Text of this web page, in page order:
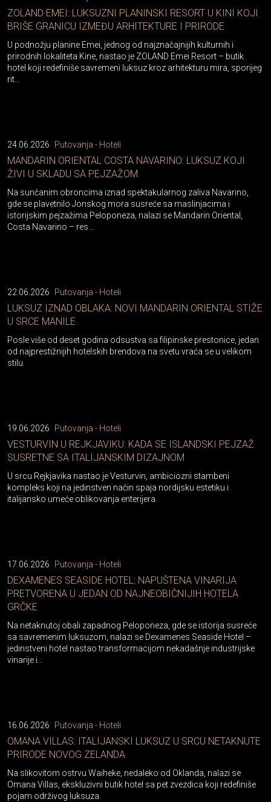
ZOLAND·EMEI: LUKSUZNI PLANINSKI RESORT U KINI KOJI
BRIŠE GRANICU IZMEĐU ARHITEKTURE I PRIRODE
U podnožju planine Emei, jednog od najznačajnijih kulturnih i
prirodnih lokaliteta Kine, nastao je ZOLAND·Emei Resort – butik
hotel koji redefiniše savremeni luksuz kroz arhitekturu mira, sporijeg
rit...
24.06.2026 Putovanja - Hoteli
MANDARIN ORIENTAL COSTA NAVARINO: LUKSUZ KOJI
ŽIVI U SKLADU SA PEJZAŽOM
Na sunčanim obroncima iznad spektakularnog zaliva Navarino,
gde se plavetnilo Jonskog mora susreće sa maslinjacima i
istorijskim pejzažima Peloponeza, nalazi se Mandarin Oriental,
Costa Navarino – res...
22.06.2026 Putovanja - Hoteli
LUKSUZ IZNAD OBLAKA: NOVI MANDARIN ORIENTAL STIŽE
U SRCE MANILE
Posle više od deset godina odsustva sa filipinske prestonice, jedan
od najprestižnijih hotelskih brendova na svetu vraća se u velikom
stilu.
19.06.2026 Putovanja - Hoteli
VESTURVIN U REJKJAVIKU: KADA SE ISLANDSKI PEJZAŽ
SUSRETNE SA ITALIJANSKIM DIZAJNOM
U srcu Rejkjavika nastao je Vesturvin, ambiciozni stambeni
kompleks koji na jedinstven način spaja nordijsku estetiku i
italijansko umeće oblikovanja enterijera.
17.06.2026 Putovanja - Hoteli
DEXAMENES SEASIDE HOTEL: NAPUŠTENA VINARIJA
PRETVORENA U JEDAN OD NAJNEOBIČNIJIH HOTELA
GRČKE
Na netaknutoj obali zapadnog Peloponeza, gde se istorija susreće
sa savremenim luksuzom, nalazi se Dexamenes Seaside Hotel –
jedinstveni hotel nastao transformacijom nekadašnje industrijske
vinarije i...
16.06.2026 Putovanja - Hoteli
OMANA VILLAS: ITALIJANSKI LUKSUZ U SRCU NETAKNUTE
PRIRODE NOVOG ZELANDA
Na slikovitom ostrvu Waiheke, nedaleko od Oklanda, nalazi se
Omana Villas, ekskluzivni butik hotel sa pet zvezdica koji redefiniše
pojam održivog luksuza.